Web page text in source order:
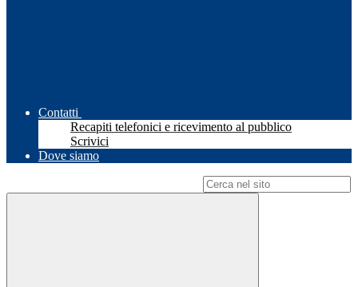
Contatti
Recapiti telefonici e ricevimento al pubblico
Scrivici
Dove siamo